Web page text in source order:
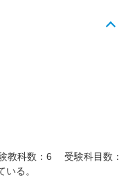
教科数：6 受験科目数：
る。